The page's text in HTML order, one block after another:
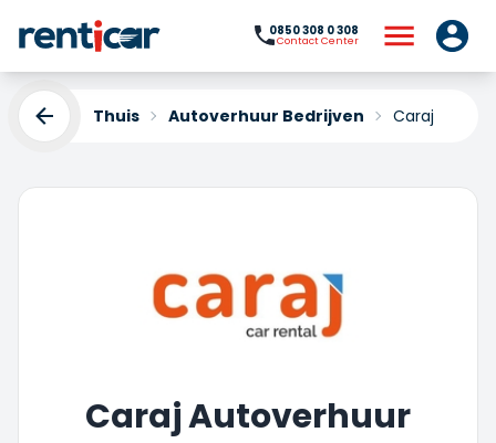
0850 308 0 308
Contact Center
Thuis Autoverhuur Bedrijven Caraj
Caraj Autoverhuur